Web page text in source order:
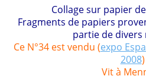
Collage sur papier
Fragments de papiers
partie de divers
Ce N°34 est vendu (expo
2008)
Vit à